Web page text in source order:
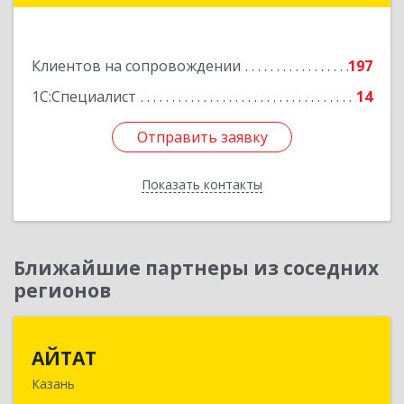
Клиентов на сопровождении
197
1С:Специалист
14
Отправить заявку
Показать контакты
Отправить заявку
Назад
Ближайшие партнеры из соседних
регионов
АЙТАТ
Казань